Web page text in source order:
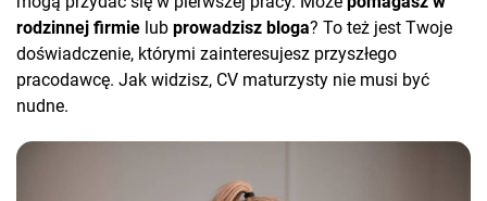
rodzinnej firmie lub prowadzisz bloga? To też jest Twoje
doświadczenie, którymi zainteresujesz przyszłego
pracodawcę. Jak widzisz, CV maturzysty nie musi być
nudne.